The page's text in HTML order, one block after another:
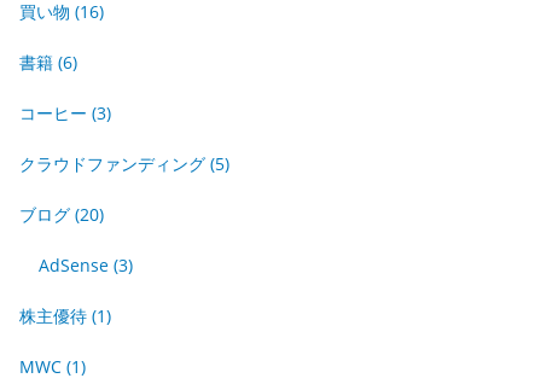
買い物 (16)
書籍 (6)
コーヒー (3)
クラウドファンディング (5)
ブログ (20)
AdSense (3)
株主優待 (1)
MWC (1)